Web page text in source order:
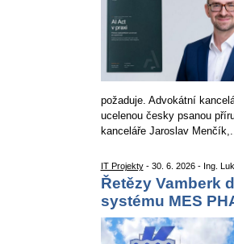
požaduje. Advokátní
ucelenou česky psanou
kanceláře Jaroslav
IT Projekty- 30. 6. 2026 - Ing.
Řetězy Vamberk
systému MES